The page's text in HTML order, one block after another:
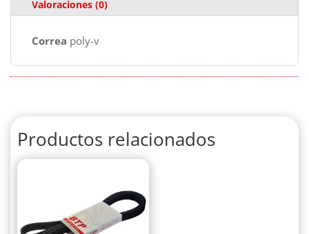
Valoraciones (0)
Correa poly-v
Productos relacionados